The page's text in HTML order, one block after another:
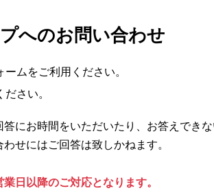
へのお問い合わせ
ムをご利用ください。
ださい。
にお時間をいただいたり、お答えできな
せにはご回答は致しかねます。
日以降のご対応となります。